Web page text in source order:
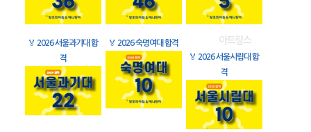
🏅 2026 서울과기대 합
격
🏅 2026 숙명여대 합격
🏅 2026 서울시립대 합
격